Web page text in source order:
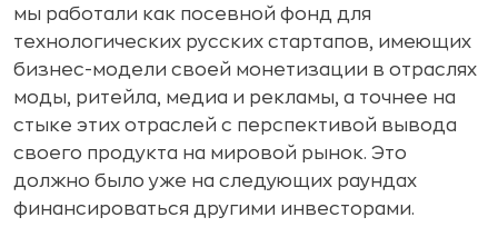
мы работали как посевной фонд для
технологических русских стартапов, имеющих
бизнес-модели своей монетизации в отраслях
моды, ритейла, медиа и рекламы, а точнее на
стыке этих отраслей с перспективой вывода
своего продукта на мировой рынок. Это
должно было уже на следующих раундах
финансироваться другими инвесторами.